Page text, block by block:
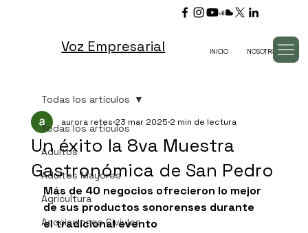
Voz Empresarial INICIO NOSOTROS
Todas los artículos
Adultos
Adultos Mayores
Agricultura
Asociaciones Civivles
Todas los artículos
Un éxito la 8va Muestra
Gastronómica de San Pedro
aurora retes 23 mar 2025 2 min de lectura
Más de 40 negocios ofrecieron lo mejor
de sus productos sonorenses durante
el tradicional evento